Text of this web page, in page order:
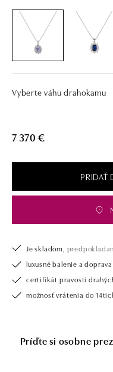
Vyberte váhu drahokamu
7 370 €
PRIDAŤ
Je skladom,
luxusné balenie a
certifikát pravosti
možnosť vrátenia do
Príďte si osobne